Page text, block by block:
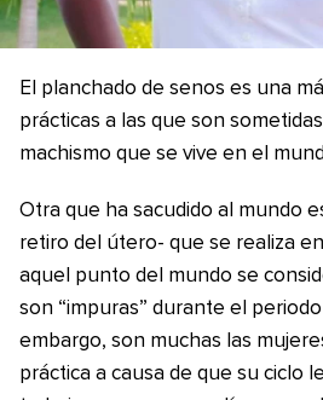
El planchado de senos es una
prácticas a las que son
machismo que se vive en el
Otra que ha sacudido al mundo
retiro del útero- que se realiza
aquel punto del mundo se
son “impuras” durante el
embargo, son muchas las
práctica a causa de que su ciclo